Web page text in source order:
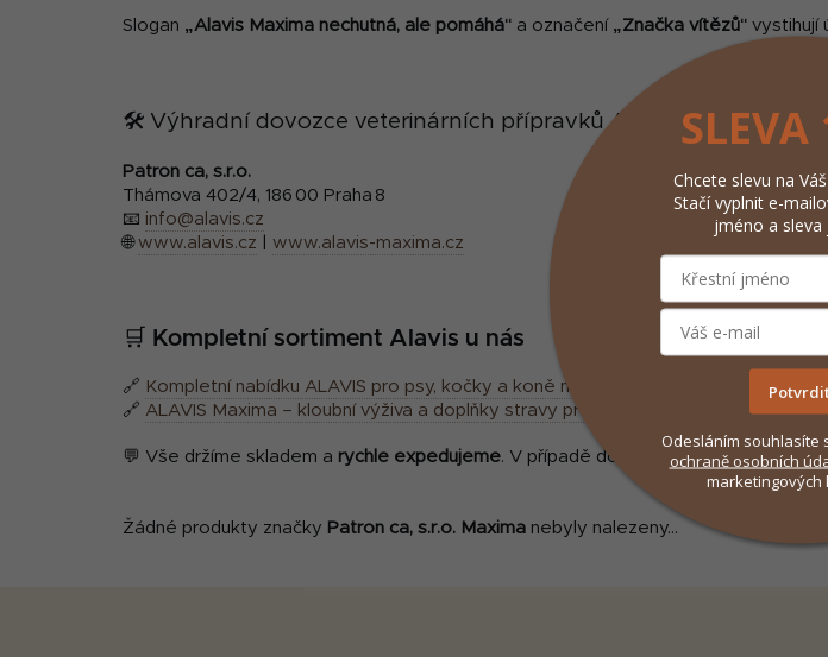
Slogan „Alavis Maxima nechutná, ale pomáhá“ a označení „Značka vítězů“ vystihují
🛠️ Výhradní dovozce veterinárních přípravků ALAVIS™ v ČR:
Patron ca, s.r.o.
Thámova 402/4, 186 00 Praha 8
📧 info@alavis.cz
🌐www.alavis.cz www.alavis-maxima.cz
🛒 Kompletní sortiment Alavis u nás
🔗 Kompletní nabídku ALAVIS pro psy, kočky a koně najdete zde
🔗 ALAVIS Maxima – kloubní výživa a doplňky stravy pro lidi
💬 Vše držíme skladem a rychle expedujeme. V případě dotazů využijte náš
Žádné produkty značky Patron ca, s.r.o. Maxima nebyly nalezeny...
SLEVA
Chcete slevu na
Stačí vyplnit e-
jméno a sleva
Odesláním souhlasíte
ochraně osobních
marketingových